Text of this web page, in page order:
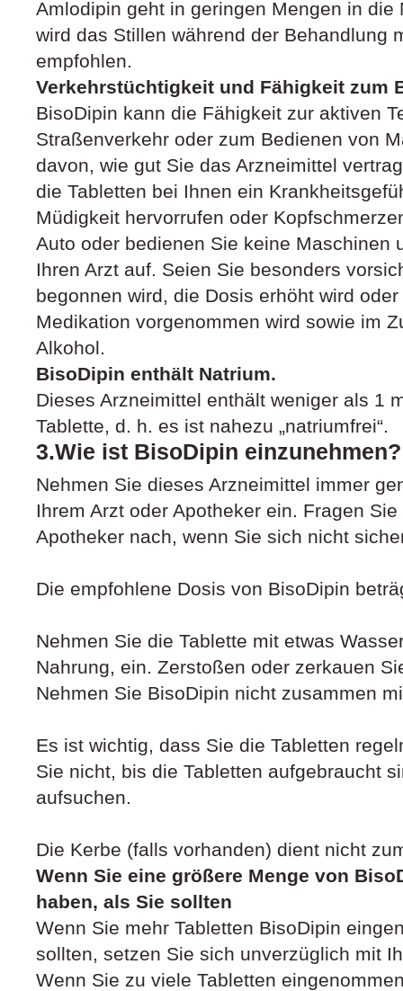
Amlodipin geht in geringen Mengen in die
wird das Stillen während der Behandlung
empfohlen.
Verkehrstüchtigkeit und Fähigkeit zum
BisoDipin kann die Fähigkeit zur aktiven
Straßenverkehr oder zum Bedienen von
davon, wie gut Sie das Arzneimittel
die Tabletten bei Ihnen ein
Müdigkeit hervorrufen oder
Auto oder bedienen Sie keine Maschinen
Ihren Arzt auf. Seien Sie besonders
begonnen wird, die Dosis erhöht wird
Medikation vorgenommen wird sowie im
Alkohol.
BisoDipin enthält Natrium.
Dieses Arzneimittel enthält weniger als 1
Tablette, d. h. es ist nahezu „natriumfrei“.
3.Wie ist BisoDipin einzunehmen?
Nehmen Sie dieses Arzneimittel immer
Ihrem Arzt oder Apotheker ein. Fragen
Apotheker nach, wenn Sie sich nicht
Die empfohlene Dosis von BisoDipin
Nehmen Sie die Tablette mit etwas
Nahrung, ein. Zerstoßen oder zerkauen
Nehmen Sie BisoDipin nicht zusammen
Es ist wichtig, dass Sie die Tabletten
Sie nicht, bis die Tabletten aufgebraucht
aufsuchen.
Die Kerbe (falls vorhanden) dient nicht
Wenn Sie eine größere Menge von
haben, als Sie sollten
Wenn Sie mehr Tabletten BisoDipin
sollten, setzen Sie sich unverzüglich mit
Wenn Sie zu viele Tabletten